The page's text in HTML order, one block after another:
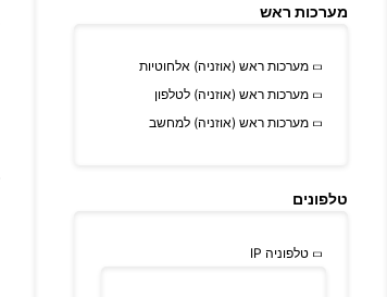
מערכות ראש
מערכות ראש (אוזניה) אלחוטיות
מערכות ראש (אוזניה) לטלפון
מערכות ראש (אוזניה) למחשב
טלפונים
טלפוניה IP